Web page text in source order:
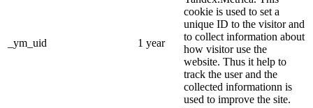
_ym_uid 1 year
cookie is used to set a
unique ID to the visitor and
to collect information about
how visitor use the
website. Thus it help to
track the user and the
collected informationn is
used to improve the site.